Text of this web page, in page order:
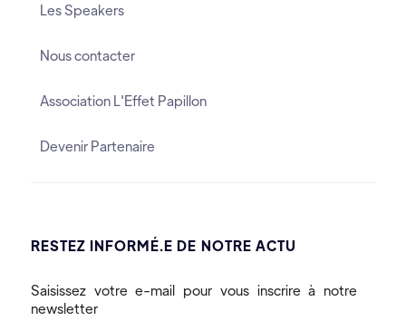
Les Speakers
Nous contacter
Association L'Effet Papillon
Devenir Partenaire
RESTEZ INFORMÉ.E DE NOTRE ACTU
Saisissez votre e-mail pour vous inscrire à notre
newsletter